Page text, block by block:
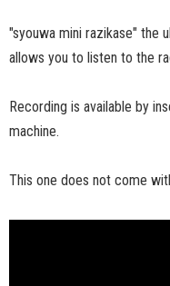
"syouwa mini razikase" the
allows you to listen to the
Recording is available by
machine.
This one does not come